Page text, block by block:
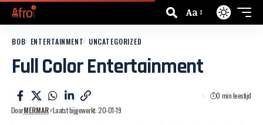
Aa
BOB ENTERTAINMENT UNCATEGORIZED
Full Color Entertainment
DoorMERMAR Laatst bijgewerkt: 20-01-19
0 min leestijd